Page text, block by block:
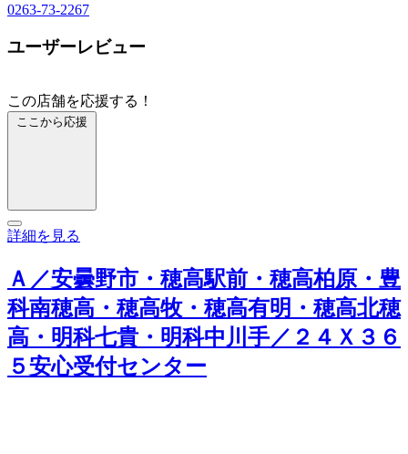
0263-73-2267
ユーザーレビュー
この店舗を応援する！
ここから応援
詳細を見る
Ａ／安曇野市・穂高駅前・穂高柏原・豊
科南穂高・穂高牧・穂高有明・穂高北穂
高・明科七貴・明科中川手／２４Ｘ３６
５安心受付センター